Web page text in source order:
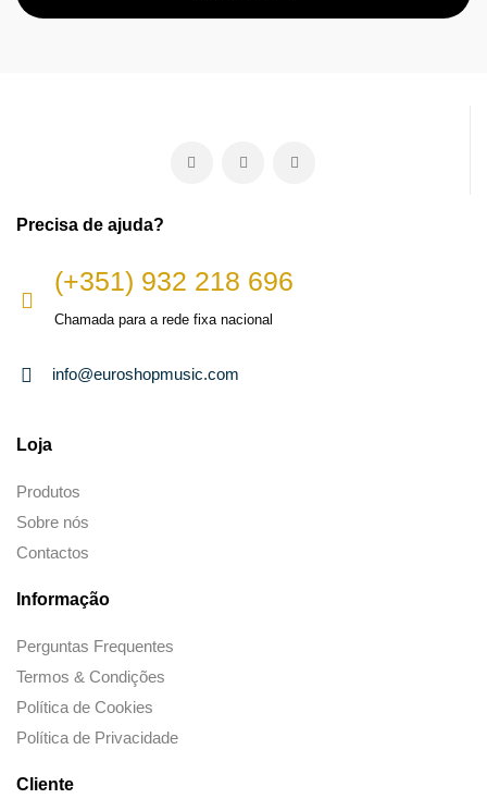
Precisa de ajuda?
(+351) 932 218 696
Chamada para a rede fixa nacional
info@euroshopmusic.com
Loja
Produtos
Sobre nós
Contactos
Informação
Perguntas Frequentes
Termos & Condições
Política de Cookies
Política de Privacidade
Cliente